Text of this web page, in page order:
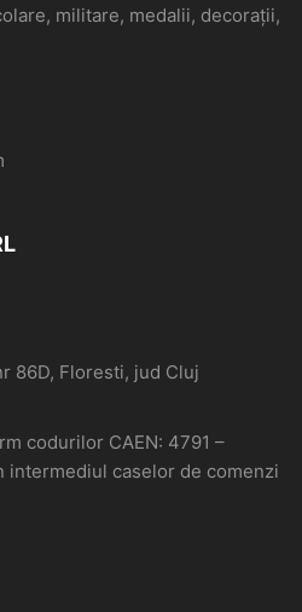
militare, medalii, decorații,
86D, Floresti, jud Cluj
codurilor CAEN: 4791 –
intermediul caselor de comenzi